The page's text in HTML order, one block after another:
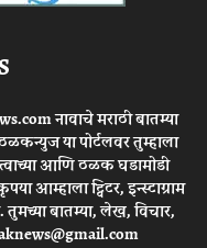
नावाचे मराठी बातम्या
या पोर्टलवर तुम्हाला
आणि ठळक घडामोडी
आम्हाला ट्विटर, इन्स्टाग्राम
बातम्या, लेख, विचार,